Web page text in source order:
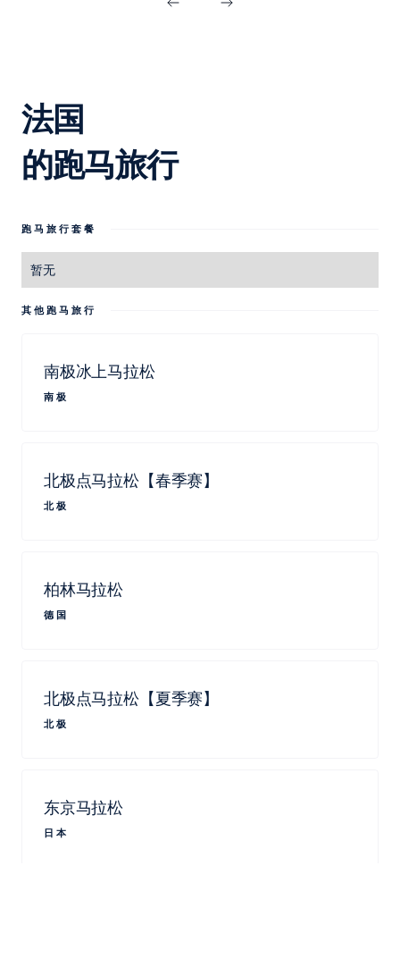
法国
的跑马旅行
跑马旅行套餐
暂无
其他跑马旅行
南极冰上马拉松
南极
北极点马拉松【春季赛】
北极
柏林马拉松
德国
北极点马拉松【夏季赛】
北极
东京马拉松
日本